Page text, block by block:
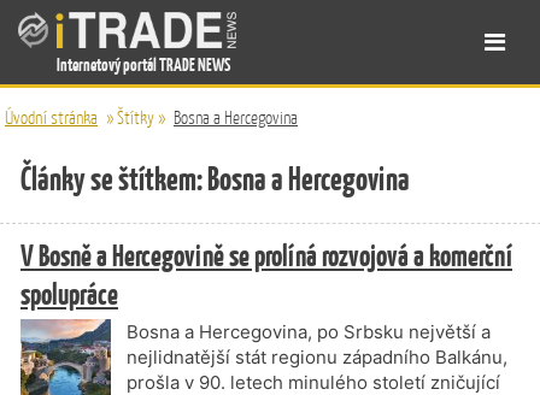
Internetový portál TRADE NEWS
Úvodní stránka »Štítky» Bosna a Hercegovina
Články se štítkem: Bosna a Hercegovina
V Bosně a Hercegovině se prolíná rozvojová a komerční
spolupráce
Bosna a Hercegovina, po Srbsku největší a
nejlidnatější stát regionu západního Balkánu,
prošla v 90. letech minulého století zničující